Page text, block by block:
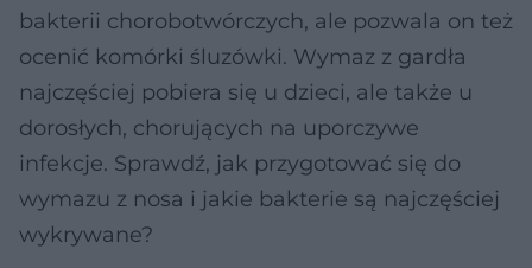
bakterii chorobotwórczych, ale pozwala on też
ocenić komórki śluzówki. Wymaz z gardła
najczęściej pobiera się u dzieci, ale także u
dorosłych, chorujących na uporczywe
infekcje. Sprawdź, jak przygotować się do
wymazu z nosa i jakie bakterie są najczęściej
wykrywane?